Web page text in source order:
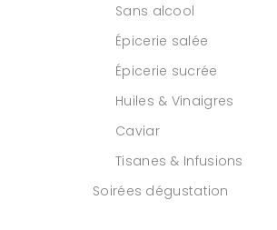
Sans alcool
Épicerie salée
Épicerie sucrée
Huiles & Vinaigres
Caviar
Tisanes & Infusions
Soirées dégustation